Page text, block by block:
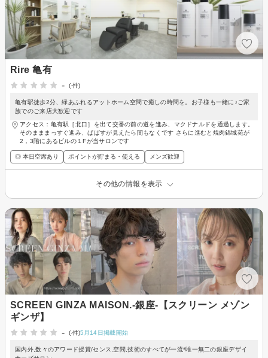
Rire 亀有
-
(-件)
亀有駅徒歩2分、緑あふれるアットホーム空間で癒しの時間を。お子様も一緒に♪ご家
族でのご来店大歓迎です
アクセス：亀有駅［北口］を出て交番の前の道を進み、マクドナルドを通過します。
そのまままっすぐ進み、ぱぱすが見えたら間もなくです さらに進むと焼肉錦城苑が
2，3階にあるビルの１Fが当サロンです
◎ 本日空席あり ポイントが貯まる・使える メンズ歓迎
その他の情報を表示
SCREEN GINZA MAISON.-銀座-【スクリーン メゾン
ギンザ】
-
(-件)5月14日掲載開始
国内外,数々のアワード授賞/センス,空間,技術のすべてが一流*唯一無二の銀座デザイ